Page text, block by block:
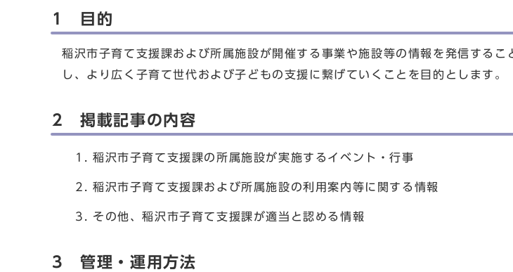
1 目的
稲沢市子育て支援課および所属施設が開催する事業や施設等の情報を発信する
し、より広く子育て世代および子どもの支援に繋げていくことを目的とします。
2 掲載記事の内容
稲沢市子育て支援課の所属施設が実施するイベント・行事
稲沢市子育て支援課および所属施設の利用案内等に関する情報
その他、稲沢市子育て支援課が適当と認める情報
3 管理・運用方法